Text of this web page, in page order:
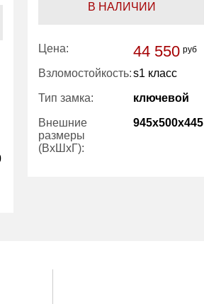
В НАЛИЧИИ
Цена: 44 550 руб
Взломостойкость:s1 класс
Тип замка: ключевой
Внешние
размеры
(ВхШхГ):
945x500x445
Гарантия: